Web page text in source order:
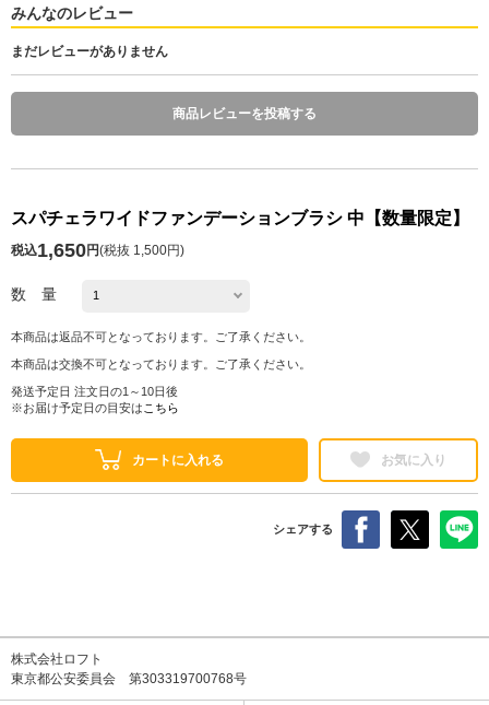
みんなのレビュー
まだレビューがありません
商品レビューを投稿する
スパチェラワイドファンデーションブラシ 中【数量限定】
税込1,650円(税抜 1,500円)
数 量
本商品は返品不可となっております。ご了承ください。
本商品は交換不可となっております。ご了承ください。
発送予定日 注文日の1～10日後
※お届け予定日の目安は こちら
カートに入れる お気に入り
シェアする
株式会社ロフト
東京都公安委員会 第303319700768号